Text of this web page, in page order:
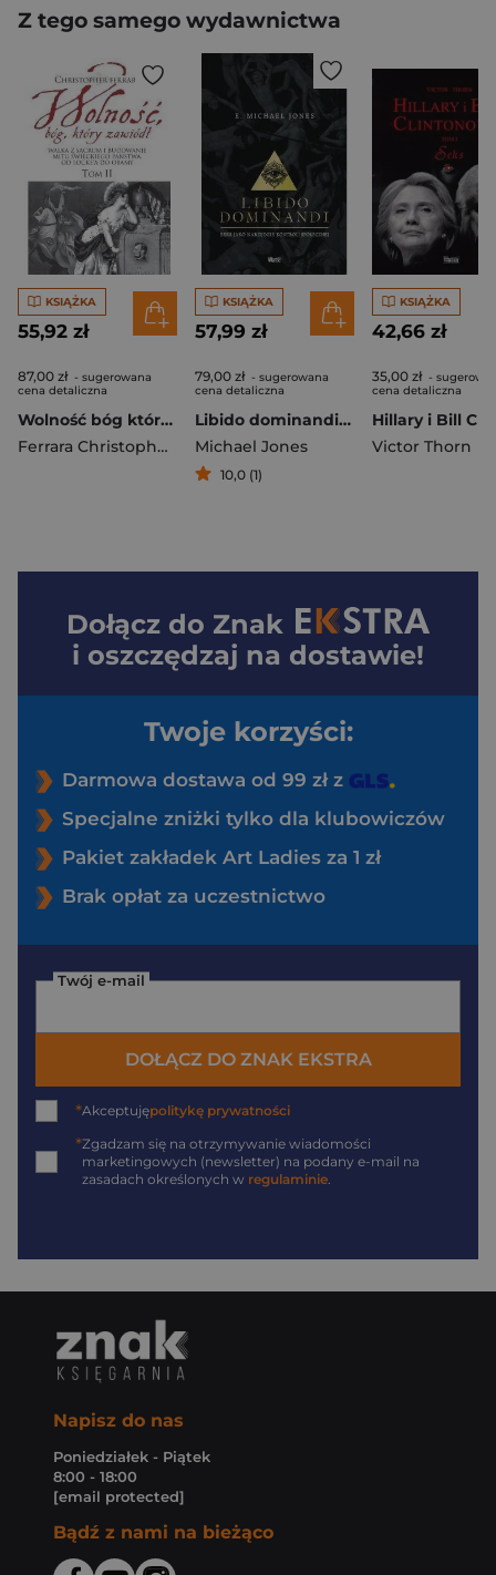
Z tego samego wydawnictwa
KSIĄŻKA
55,92 zł
87,00 zł - sugerowana
cena detaliczna
Wolność bóg który zawiódł Tom 2 Walka z sacrum i budowanie mitu świeckiego państwa. Od Locke’a do Obamy
Ferrara Christopher A.
KSIĄŻKA
57,99 zł
79,00 zł - sugerowana
cena detaliczna
Libido dominandi Seks jako narzędzie kontroli społecznej
Michael Jones
10,0 (1)
KSIĄŻKA
42,66 zł
35,00 zł -
cena detaliczna
Victor Thorn
Dołącz do Znak
i oszczędzaj na dostawie!
Twoje korzyści:
Darmowa dostawa od 99 zł z
Specjalne zniżki tylko dla klubowiczów
Pakiet zakładek Art Ladies za 1 zł
Brak opłat za uczestnictwo
Twój e-mail
DOŁĄCZ DO ZNAK EKSTRA
*Akceptujępolitykę prywatności
*Zgadzam się na otrzymywanie wiadomości
marketingowych (newsletter) na podany e-mail na
zasadach określonych w regulaminie.
Napisz do nas
Poniedziałek - Piątek
8:00 - 18:00
[email protected]
Bądź z nami na bieżąco